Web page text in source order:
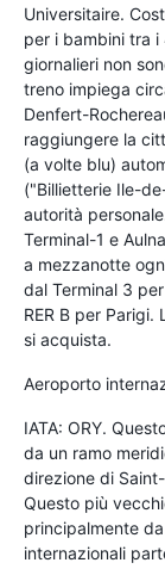
Universitaire.
per i bambini tra
giornalieri non
treno impiega
Denfert-
raggiungere la
(a volte blu)
("Billietterie Ile-
autorità
Terminal-1 e
a mezzanotte
dal Terminal 3
RER B per
si acquista.
Aeroporto
IATA: ORY.
da un ramo
direzione di
Questo più
principalmente
internazionali